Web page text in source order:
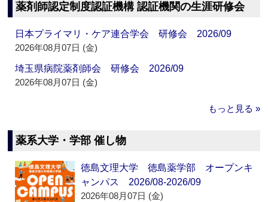
薬剤師認定制度認証機構 認証機関の生涯研修会
日本プライマリ・ケア連合学会 研修会 2026/09
2026年08月07日 (金)
埼玉県病院薬剤師会 研修会 2026/09
2026年08月07日 (金)
もっと見る »
薬系大学・学部 催し物
徳島文理大学 徳島薬学部 オープンキ
ャンパス 2026/08-2026/09
2026年08月07日 (金)